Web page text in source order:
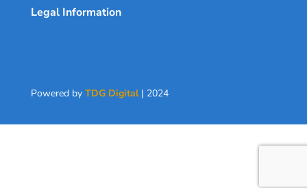
Legal Information
Powered by TDG Digital| 2024